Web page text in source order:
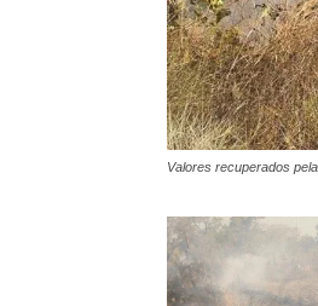
Valores recuperados